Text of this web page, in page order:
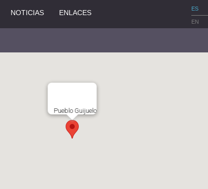
ES
EN
NOTICIAS ENLACES
Pueblo Guijuelo